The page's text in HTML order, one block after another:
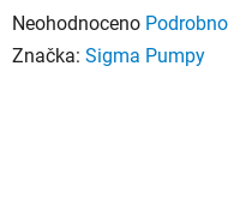
Průměrné
hodnocení
Neohodnoceno
Značka: Sigma Pumpy